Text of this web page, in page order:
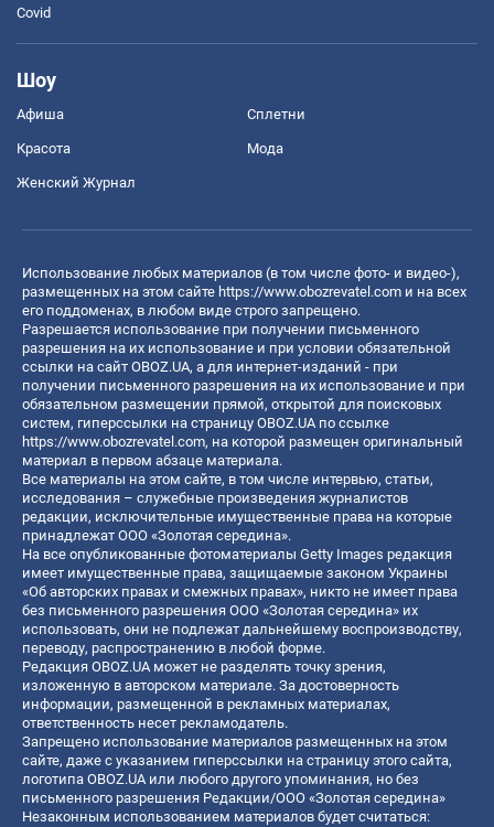
Covid
Шоу
Афиша Сплетни
Красота Мода
Женский Журнал
Использование любых материалов (в том числе фото- и видео-),
размещенных на этом сайте https://www.obozrevatel.com и на всех
его поддоменах, в любом виде строго запрещено.
Разрешается использование при получении письменного
разрешения на их использование и при условии обязательной
ссылки на сайт OBOZ.UA, а для интернет-изданий - при
получении письменного разрешения на их использование и при
обязательном размещении прямой, открытой для поисковых
систем, гиперссылки на страницу OBOZ.UA по ссылке
https://www.obozrevatel.com, на которой размещен оригинальный
материал в первом абзаце материала.
Все материалы на этом сайте, в том числе интервью, статьи,
исследования – служебные произведения журналистов
редакции, исключительные имущественные права на которые
принадлежат ООО «Золотая середина».
На все опубликованные фотоматериалы Getty Images редакция
имеет имущественные права, защищаемые законом Украины
«Об авторских правах и смежных правах», никто не имеет права
без письменного разрешения ООО «Золотая середина» их
использовать, они не подлежат дальнейшему воспроизводству,
переводу, распространению в любой форме.
Редакция OBOZ.UA может не разделять точку зрения,
изложенную в авторском материале. За достоверность
информации, размещенной в рекламных материалах,
ответственность несет рекламодатель.
Запрещено использование материалов размещенных на этом
сайте, даже с указанием гиперссылки на страницу этого сайта,
логотипа OBOZ.UA или любого другого упоминания, но без
письменного разрешения Редакции/ООО «Золотая середина»
Незаконным использованием материалов будет считаться: